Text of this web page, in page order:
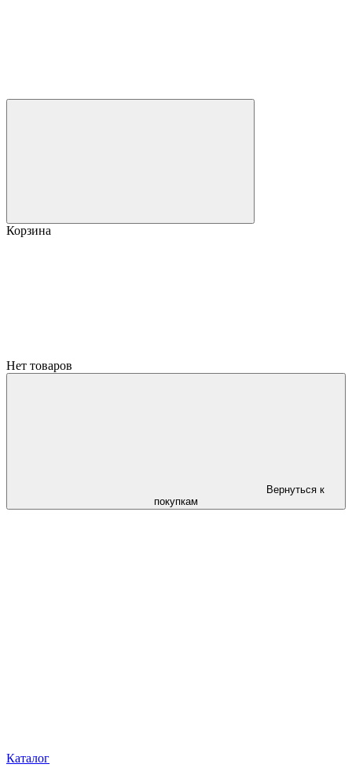
Корзина
Нет товаров
Вернуться к
покупкам
Каталог